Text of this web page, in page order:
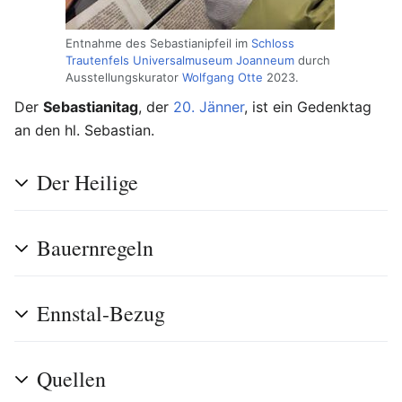
Entnahme des Sebastianipfeil im Schloss
Trautenfels Universalmuseum Joanneum durch
Ausstellungskurator Wolfgang Otte 2023.
Der Sebastianitag, der 20. Jänner, ist ein Gedenktag
an den hl. Sebastian.
Der Heilige
Bauernregeln
Ennstal-Bezug
Quellen